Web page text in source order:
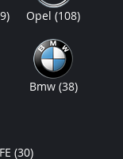
Opel(108)
Bmw (38)
(30)